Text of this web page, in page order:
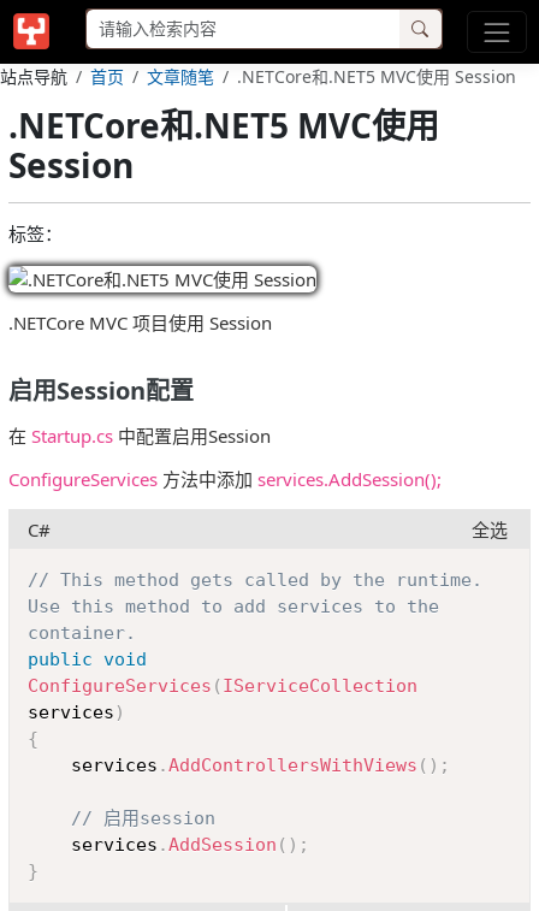
站点导航 首页 文章随笔 .NETCore和.NET5 MVC使用 Session
.NETCore和.NET5 MVC使用
Session
标签：
.NETCore MVC 项目使用 Session
启用Session配置
在 Startup.cs 中配置启用Session
ConfigureServices 方法中添加 services.AddSession();
C# 全选
// This method gets called by the runtime.
Use this method to add services to the
container.
public void
ConfigureServices ( IServiceCollection
services )
{
	services
.AddControllersWithViews ( ) ;
// 启用session
	services
.AddSession ( ) ;
}